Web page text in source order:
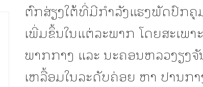
ຕົກສ່ຽງໃຕ້ທີ່ມີກຳລັງແຮງພັດປົກຄຸ
ເພີ່ມຂຶ້ນໃນແຕ່ລະພາກ ໂດຍສະເພ
ພາກກາງ ແລະ ນະຄອນຫລວງຽງ
ເຫລື້ອມໃນລະດັບຄ່ອຍ ຫາ ປານກາ